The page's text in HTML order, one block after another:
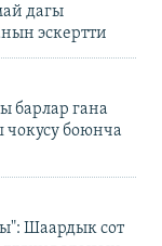
дагы
эскертти
барлар гана
боюнча
Шаардык сот